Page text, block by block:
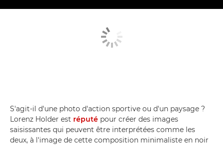
S'agit-il d'une photo d'action sportive ou d'un paysage ?
Lorenz Holder est réputé pour créer des images
saisissantes qui peuvent être interprétées comme les
deux, à l'image de cette composition minimaliste en noir